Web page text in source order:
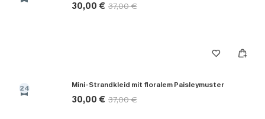
30,00 € 37,00 €
24 Mini-Strandkleid mit floralem Paisleymuster
30,00 € 37,00 €